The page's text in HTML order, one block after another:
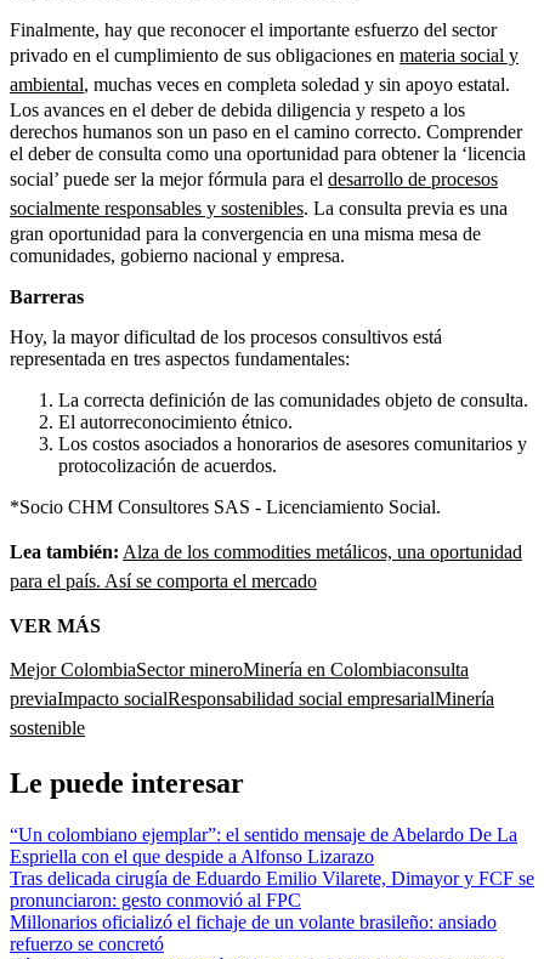
Finalmente, hay que reconocer el importante esfuerzo del sector
privado en el cumplimiento de sus obligaciones en materia social y
ambiental, muchas veces en completa soledad y sin apoyo estatal.
Los avances en el deber de debida diligencia y respeto a los
derechos humanos son un paso en el camino correcto. Comprender
el deber de consulta como una oportunidad para obtener la ‘licencia
social’ puede ser la mejor fórmula para el desarrollo de procesos
socialmente responsables y sostenibles. La consulta previa es una
gran oportunidad para la convergencia en una misma mesa de
comunidades, gobierno nacional y empresa.
Barreras
Hoy, la mayor dificultad de los procesos consultivos está
representada en tres aspectos fundamentales:
La correcta definición de las comunidades objeto de consulta.
El autorreconocimiento étnico.
Los costos asociados a honorarios de asesores comunitarios y
protocolización de acuerdos.
*Socio CHM Consultores SAS - Licenciamiento Social.
Lea también: Alza de los commodities metálicos, una oportunidad
para el país. Así se comporta el mercado
VER MÁS
Mejor ColombiaSector mineroMinería en Colombiaconsulta
previaImpacto socialResponsabilidad social empresarialMinería
sostenible
Le puede interesar
“Un colombiano ejemplar”: el sentido mensaje de Abelardo De La
Espriella con el que despide a Alfonso Lizarazo
Tras delicada cirugía de Eduardo Emilio Vilarete, Dimayor y FCF se
pronunciaron: gesto conmovió al FPC
Millonarios oficializó el fichaje de un volante brasileño: ansiado
refuerzo se concretó